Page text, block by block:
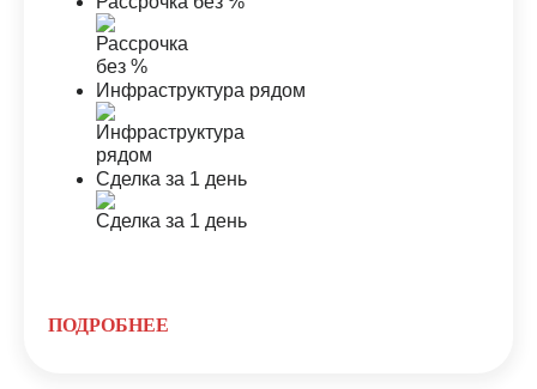
Инфраструктура рядом
Сделка за 1 день
ПОДРОБНЕЕ